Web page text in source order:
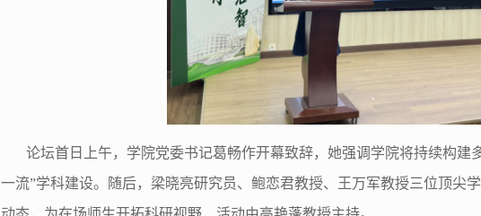
论坛首日上午，学院党委书记葛畅作开幕致辞，她强调 学院将持续构建
一流”学科建设。随后，梁晓亮研究员、鲍恋君教授、王万军教授三位顶尖